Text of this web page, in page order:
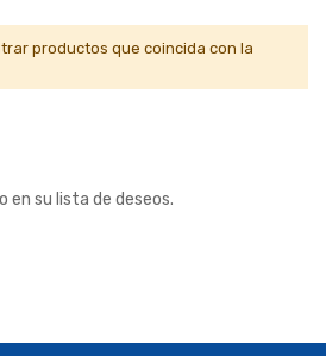
productos que coincida con la
en su lista de deseos.